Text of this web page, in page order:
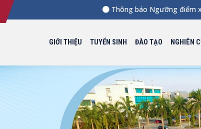
Thông báo Ngưỡng điểm xét
GIỚI THIỆU TUYỂN SINH ĐÀO TẠO NGHIÊN